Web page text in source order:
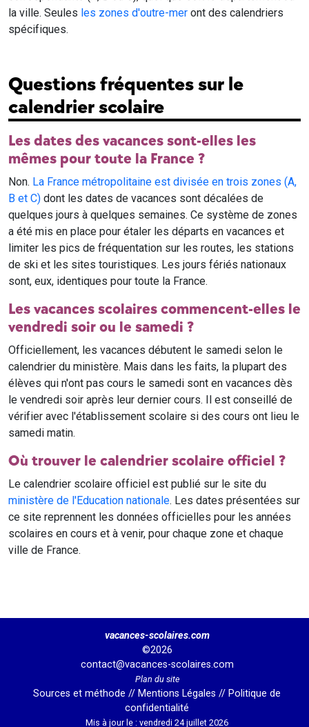
la ville. Seules les zones d'outre-mer ont des calendriers
spécifiques.
Questions fréquentes sur le
calendrier scolaire
Les dates des vacances sont-elles les
mêmes pour toute la France ?
Non. La France métropolitaine est divisée en trois zones (A,
B et C) dont les dates de vacances sont décalées de
quelques jours à quelques semaines. Ce système de zones
a été mis en place pour étaler les départs en vacances et
limiter les pics de fréquentation sur les routes, les stations
de ski et les sites touristiques. Les jours fériés nationaux
sont, eux, identiques pour toute la France.
Les vacances scolaires commencent-elles le
vendredi soir ou le samedi ?
Officiellement, les vacances débutent le samedi selon le
calendrier du ministère. Mais dans les faits, la plupart des
élèves qui n'ont pas cours le samedi sont en vacances dès
le vendredi soir après leur dernier cours. Il est conseillé de
vérifier avec l'établissement scolaire si des cours ont lieu le
samedi matin.
Où trouver le calendrier scolaire officiel ?
Le calendrier scolaire officiel est publié sur le site du
ministère de l'Education nationale. Les dates présentées sur
ce site reprennent les données officielles pour les années
scolaires en cours et à venir, pour chaque zone et chaque
ville de France.
vacances-scolaires.com
©2026
contact@vacances-scolaires.com
Plan du site
Sources et méthode // Mentions Légales // Politique de
confidentialité
Mis à jour le : vendredi 24 juillet 2026